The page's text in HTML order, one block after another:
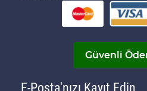
Güvenli
E-Posta'nızı Kayıt Edin